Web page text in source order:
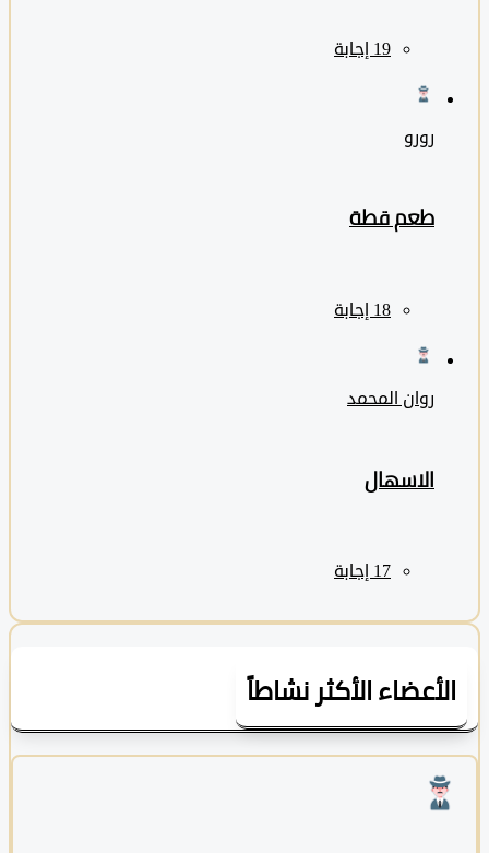
طعم قطة
روان المحمد
الاسهال
الأكثر نشاطاً